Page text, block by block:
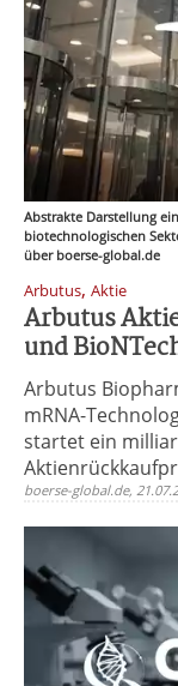
Abstrakte Darstellung
biotechnologischen
über boerse-global.de
Arbutus, Aktie
Arbutus
und
Arbutus
mRNA-
startet ein
boerse-global.de,